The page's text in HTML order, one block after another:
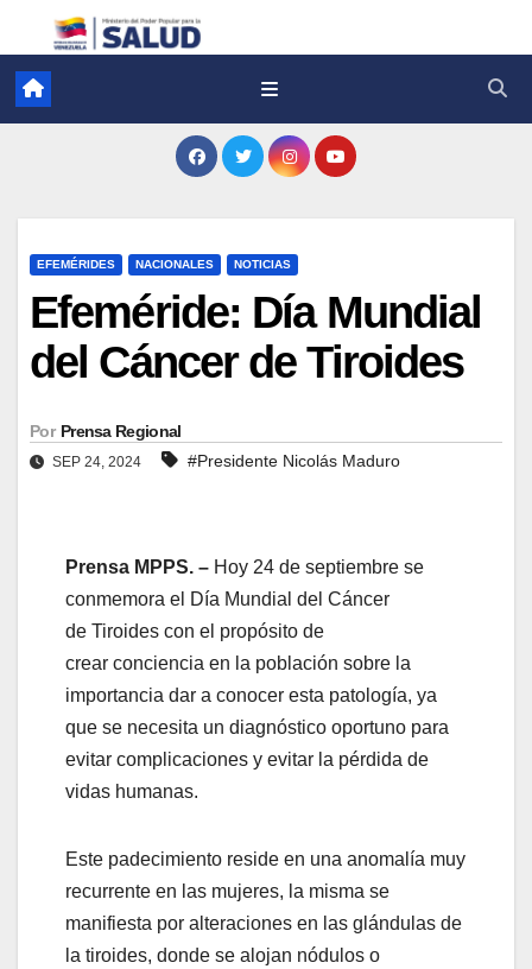
EFEMÉRIDES NACIONALES NOTICIAS
Efeméride: Día Mundial
del Cáncer de Tiroides
Por Prensa Regional
SEP 24, 2024 #Presidente Nicolás Maduro
Prensa MPPS. – Hoy 24 de septiembre se
conmemora el Día Mundial del Cáncer
de Tiroides con el propósito de
crear conciencia en la población sobre la
importancia dar a conocer esta patología, ya
que se necesita un diagnóstico oportuno para
evitar complicaciones y evitar la pérdida de
vidas humanas.
Este padecimiento reside en una anomalía muy
recurrente en las mujeres, la misma se
manifiesta por alteraciones en las glándulas de
la tiroides, donde se alojan nódulos o